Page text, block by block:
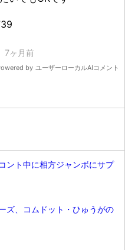
ント中に相方ジャンボにサプ
ズ、コムドット・ひゅうがの